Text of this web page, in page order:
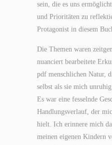
sein, die es uns
und Prioritäten zu
Protagonist in diesem
Die Themen waren
nuanciert bearbeitete
pdf menschlichen Natur,
selbst als sie mich
Es war eine fesselnde
Handlungsverlauf, der
hielt. Ich erinnere mich
meinen eigenen Kindern